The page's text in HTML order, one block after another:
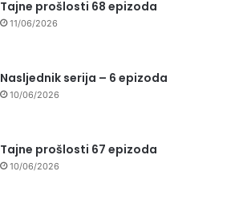
Tajne prošlosti 68 epizoda
11/06/2026
Nasljednik serija – 6 epizoda
10/06/2026
Tajne prošlosti 67 epizoda
10/06/2026